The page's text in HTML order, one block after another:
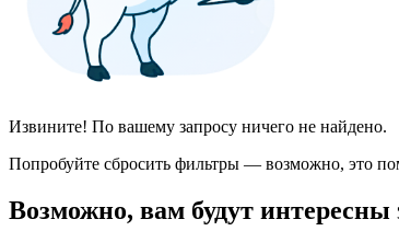
Извините! По вашему запросу ничего не найдено.
Попробуйте сбросить фильтры — возможно, это
Возможно, вам будут интересны